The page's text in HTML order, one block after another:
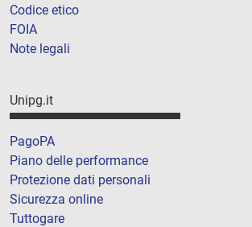
Codice etico
FOIA
Note legali
Unipg.it
PagoPA
Piano delle performance
Protezione dati personali
Sicurezza online
Tuttogare